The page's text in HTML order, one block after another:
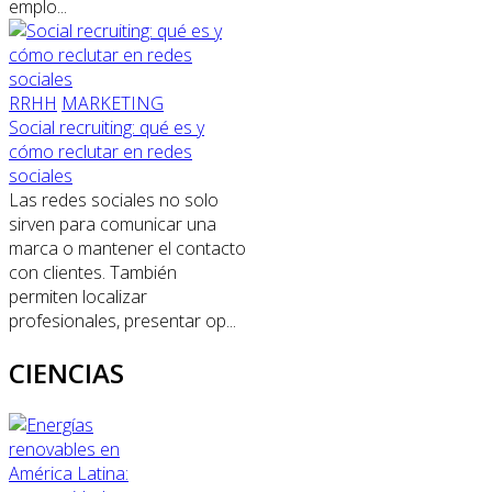
emplo...
RRHH MARKETING
Social recruiting: qué es y
cómo reclutar en redes
sociales
Las redes sociales no solo
sirven para comunicar una
marca o mantener el contacto
con clientes. También
permiten localizar
profesionales, presentar op...
CIENCIAS